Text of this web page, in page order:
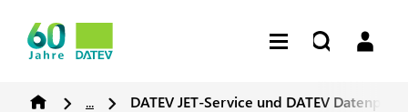
... DATEV JET-Service und DATEV